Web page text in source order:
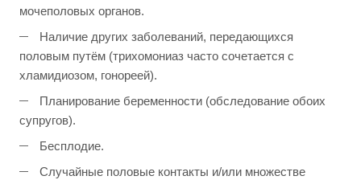
мочеполовых органов.
Наличие других заболеваний, передающихся
половым путём (трихомониаз часто сочетается с
хламидиозом, гонореей).
Планирование беременности (обследование обоих
супругов).
Бесплодие.
Случайные половые контакты и/или множестве